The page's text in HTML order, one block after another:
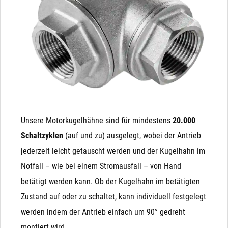
geschlossenes) Magnetventil auf ein NO (stromlos
offenes) Magnetventil umzubauen, da die integrierte
Feder in eine andere Richtung wirkt.
Kugelhahn die 90° bis zum Endanschlag und der
Kondensator wird parallel aufgeladen. Wenn der Strom
abgeschalten wird (oder ausfällt), fährt der Antrieb mit
der Energie des geladenen Kondensators (ähnlich einer
Batterie) von Alleine zurück.
Unsere Motorkugelhähne sind für mindestens 20.000
Schaltzyklen (auf und zu) ausgelegt, wobei der Antrieb
jederzeit leicht getauscht werden und der Kugelhahn im
Notfall – wie bei einem Stromausfall – von Hand
betätigt werden kann. Ob der Kugelhahn im betätigten
Zustand auf oder zu schaltet, kann individuell festgelegt
werden indem der Antrieb einfach um 90° gedreht